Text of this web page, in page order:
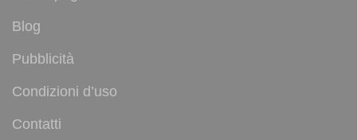
Blog
Pubblicità
Condizioni d’uso
Contatti